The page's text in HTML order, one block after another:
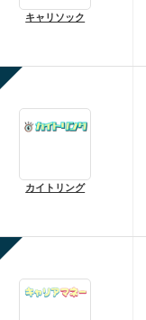
キャリソック
カイトリング